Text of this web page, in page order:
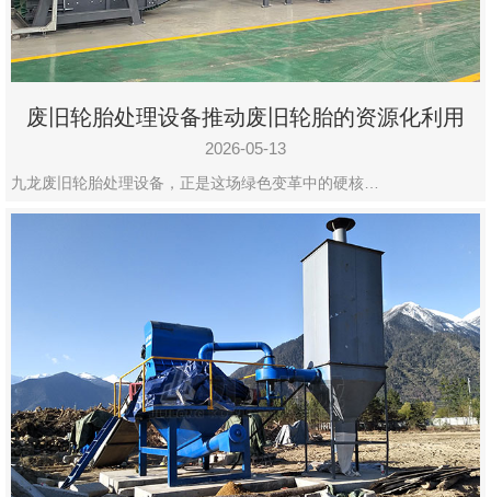
废旧轮胎处理设备推动废旧轮胎的资源化利用
2026-05-13
九龙废旧轮胎处理设备，正是这场绿色变革中的硬核…